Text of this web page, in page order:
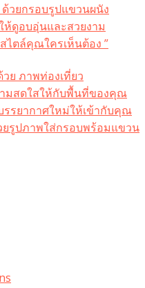
วยกรอบรูปแขวนผนัง
ห้ดูอบอุ่นและสวยงาม
ไตล์คุณใครเห็นต้อง ”
ย ภาพท่องเที่ยว
มสดใสให้กับพื้นที่ของคุณ
รรยากาศใหม่ให้เข้ากับคุณ
รูปภาพใส่กรอบพร้อมแขวน​